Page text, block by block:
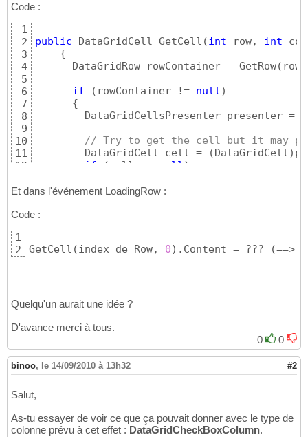
17
18
19
20
21
22
<wpftk<img
<wpftk<img
                            </wpftk<img src=
                        </wpftk<img src=
Code :
1
2
3
4
5
6
7
8
9
10
11
12
14
16
17
18
19
23
25
27
28
29
30
31
32
33
public DataGridCell GetCell (int row, int
{
      DataGridRow rowContainer = GetRow
( row
if
( rowContainer != null)
{
DataGridCellsPresenter presenter =
// Try to get the cell but it may
        DataGridCell cell =
( DataGridCell)
if
( cell == null )
// Now try to bring into view
          cell =
}
public DataGridRow GetRow
      DataGridRow row =
{
// May be virtualized, bring into
        m_DataGrid.UpdateLayout
();
        row =
return row;
Et dans l'événement LoadingRow :
Code :
1
2
GetCell (index de Row, 0) .Content = ??? (==>
Quelqu'un aurait une idée ?
D'avance merci à tous.
0
0
binoo, le 14/09/2010 à 13h32 #2
Salut,
As-tu essayer de voir ce que ça pouvait donner avec le type de
colonne prévu à cet effet : DataGridCheckBoxColumn.